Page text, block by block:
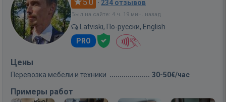
5.0 · 234 отзывов
Был на сайте: 4 ч. 19 мин. назад
Latviski, По-русски, English
PRO
Цены
Перевозка мебели и техники 30-50€/час
Примеры работ